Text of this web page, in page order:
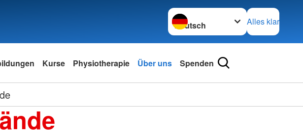
Sprache wechseln zu
Alles klar
Kurse Physiotherapie Über uns Spenden